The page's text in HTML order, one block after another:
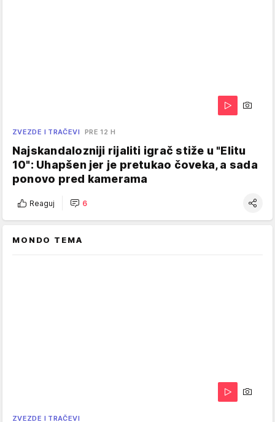
ZVEZDE I TRAČEVI PRE 12 H
Najskandalozniji rijaliti igrač stiže u "Elitu
10": Uhapšen jer je pretukao čoveka, a sada
ponovo pred kamerama
Reaguj 6
MONDO TEMA
ZVEZDE I TRAČEVI